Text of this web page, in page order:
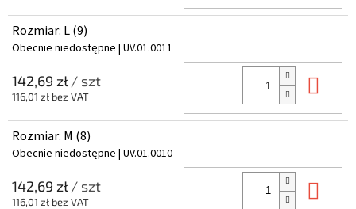
Rozmiar: L (9)
Obecnie niedostępne | UV.01.0011
142,69 zł/ szt
116,01 zł bez VAT
Rozmiar: M (8)
Obecnie niedostępne | UV.01.0010
142,69 zł/ szt
116,01 zł bez VAT